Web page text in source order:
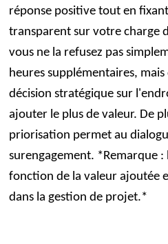
réponse positive tout en
transparent sur votre charge
vous ne la refusez pas
heures supplémentaires,
décision stratégique sur
ajouter le plus de valeur. De
priorisation permet au
surengagement. *Remarque
fonction de la valeur ajoutée
dans la gestion de projet.*